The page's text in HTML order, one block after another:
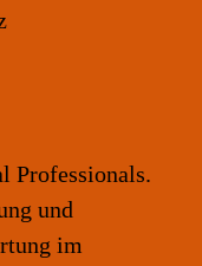
Professionals.
und
im